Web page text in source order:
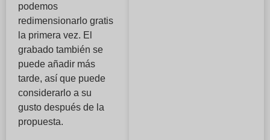
podemos
redimensionarlo gratis
la primera vez. El
grabado también se
puede añadir más
tarde, así que puede
considerarlo a su
gusto después de la
propuesta.